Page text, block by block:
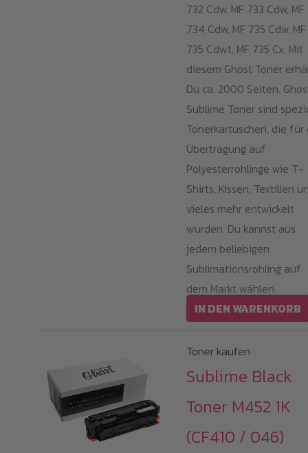
732 Cdw, MF 733 Cdw, MF
734 Cdw, MF 735 Cdw, MF
735 Cdwt, MF 735 Cx. Mit
diesem Ghost Toner
Du ca. 2000 Seiten.
Sublime Toner sind
Tonerkartuschen, die für
Übertragung auf
Polyesterrohlinge wie T-
Shirts, Kissen, Textilien
vieles mehr entwickelt
wurden. Du kannst aus
jedem beliebigen
Sublimationsrohling auf
dem Markt wählen.
IN DEN WARENKORB
Toner kaufen
Sublime Black
Toner M452 1K
(CF410 / 046)